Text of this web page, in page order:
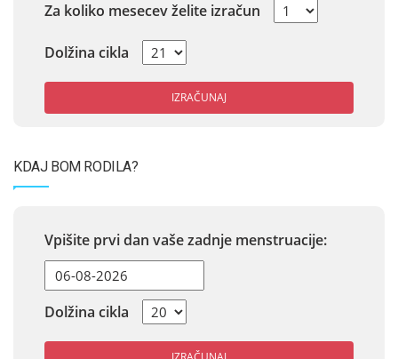
Za koliko mesecev želite izračun
Dolžina cikla
IZRAČUNAJ
KDAJ BOM RODILA?
Vpišite prvi dan vaše zadnje menstruacije:
Dolžina cikla